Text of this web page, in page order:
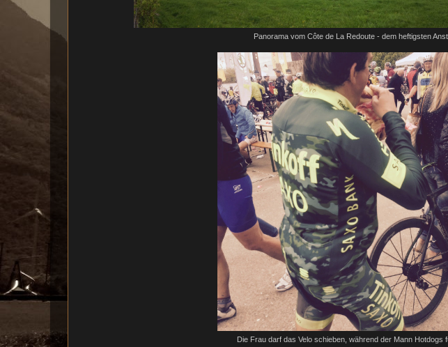
Panorama vom Côte de La Redoute - dem heftigsten
Die Frau darf das Velo schieben, während der Mann Hotdogs